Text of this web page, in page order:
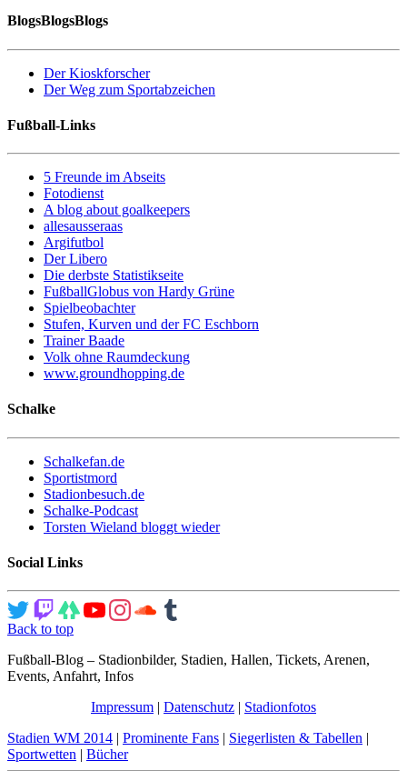
BlogsBlogsBlogs
Der Kioskforscher
Der Weg zum Sportabzeichen
Fußball-Links
5 Freunde im Abseits
Fotodienst
A blog about goalkeepers
allesausseraas
Argifutbol
Der Libero
Die derbste Statistikseite
FußballGlobus von Hardy Grüne
Spielbeobachter
Stufen, Kurven und der FC Eschborn
Trainer Baade
Volk ohne Raumdeckung
www.groundhopping.de
Schalke
Schalkefan.de
Sportistmord
Stadionbesuch.de
Schalke-Podcast
Torsten Wieland bloggt wieder
Social Links
Back to top
Fußball-Blog – Stadionbilder, Stadien, Hallen, Tickets, Arenen,
Events, Anfahrt, Infos
Impressum | Datenschutz | Stadionfotos
Stadien WM 2014 | Prominente Fans | Siegerlisten & Tabellen |
Sportwetten | Bücher